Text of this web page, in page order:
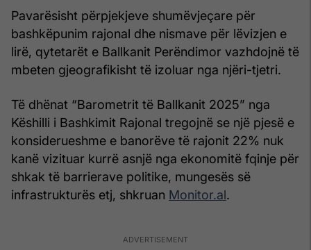
Pavarësisht përpjekjeve shumëvjeçare për
bashkëpunim rajonal dhe nismave për lëvizjen e
lirë, qytetarët e Ballkanit Perëndimor vazhdojnë të
mbeten gjeografikisht të izoluar nga njëri-tjetri.
Të dhënat “Barometrit të Ballkanit 2025” nga
Këshilli i Bashkimit Rajonal tregojnë se një pjesë e
konsiderueshme e banorëve të rajonit 22% nuk
kanë vizituar kurrë asnjë nga ekonomitë fqinje për
shkak të barrierave politike, mungesës së
infrastrukturës etj, shkruan Monitor.al.